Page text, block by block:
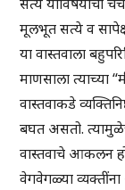
मूलभूत सत्ये व
या वास्तवाला
माणसाला त्याच्या
वास्तवाकडे
बघत असतो.
वास्तवाचे आकलन
वेगवेगळ्या